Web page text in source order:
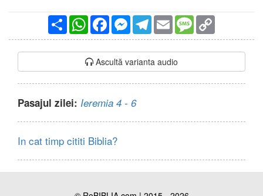
PartajareWhatsAppFacebookMessengerTelegram
Email Message
Ascultă varianta audio
Pasajul zilei: Ieremia 4 - 6
In cat timp cititi Biblia?